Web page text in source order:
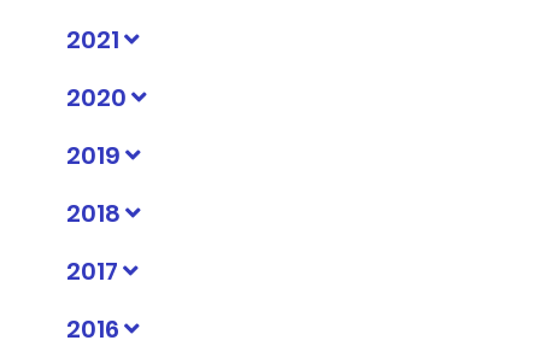
2021
2020
2019
2018
2017
2016